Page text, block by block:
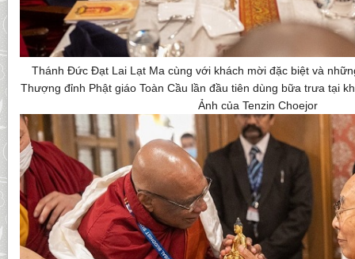
Thánh Đức Đạt Lai Lạt Ma cùng với khách mời đặc biệt và
Thượng đỉnh Phật giáo Toàn Cầu lần đầu tiên dùng bữa trưa tại
Ảnh của Tenzin Choejor